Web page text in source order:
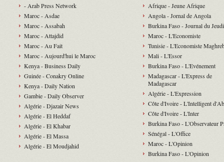
- Arab Press Network
Maroc - Asdae
Maroc - Assabah
Maroc - Attajdid
Maroc - Au Fait
Maroc - Aujourd'hui le Maroc
Kenya - Business Daily
Guinée - Conakry Online
Kenya - Daily Nation
Gambie - Daily Observer
Algérie - Djazair News
Algérie - El Heddaf
Algérie - El Khabar
Algérie - El Massa
Algérie - El Moudjahid
Afrique - Jeune Afrique
Angola - Jornal de Angola
Burkina Faso - Journal du Jeudi
Maroc - L'Economiste
Tunisie - L'Economiste
Mali - L'Essor
Burkina Faso - L'Evénement
Madagascar - L'Express de
Madagascar
Algérie - L'Expression
Côte d'Ivoire - L'Intelligent
Côte d'Ivoire - L'Inter
Burkina Faso - L'Observateur
Sénégal - L'Office
Maroc - L'Opinion
Burkina Faso - L'Opinion